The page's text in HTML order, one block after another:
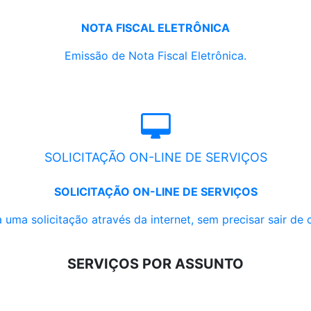
NOTA FISCAL ELETRÔNICA
Emissão de Nota Fiscal Eletrônica.
SOLICITAÇÃO ON-LINE DE SERVIÇOS
SOLICITAÇÃO ON-LINE DE SERVIÇOS
uma solicitação através da internet, sem precisar sair de
SERVIÇOS POR ASSUNTO